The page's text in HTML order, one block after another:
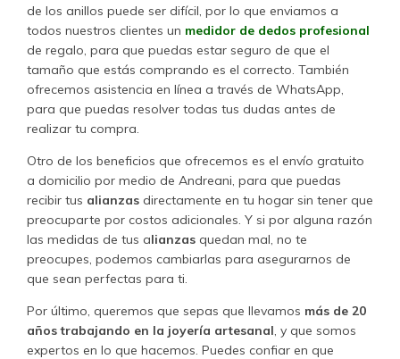
de los anillos puede ser difícil, por lo que enviamos a
todos nuestros clientes un medidor de dedos profesional
de regalo, para que puedas estar seguro de que el
tamaño que estás comprando es el correcto. También
ofrecemos asistencia en línea a través de WhatsApp,
para que puedas resolver todas tus dudas antes de
realizar tu compra.
Otro de los beneficios que ofrecemos es el envío gratuito
a domicilio por medio de Andreani, para que puedas
recibir tus alianzas directamente en tu hogar sin tener que
preocuparte por costos adicionales. Y si por alguna razón
las medidas de tus alianzas quedan mal, no te
preocupes, podemos cambiarlas para asegurarnos de
que sean perfectas para ti.
Por último, queremos que sepas que llevamos más de 20
años trabajando en la joyería artesanal, y que somos
expertos en lo que hacemos. Puedes confiar en que